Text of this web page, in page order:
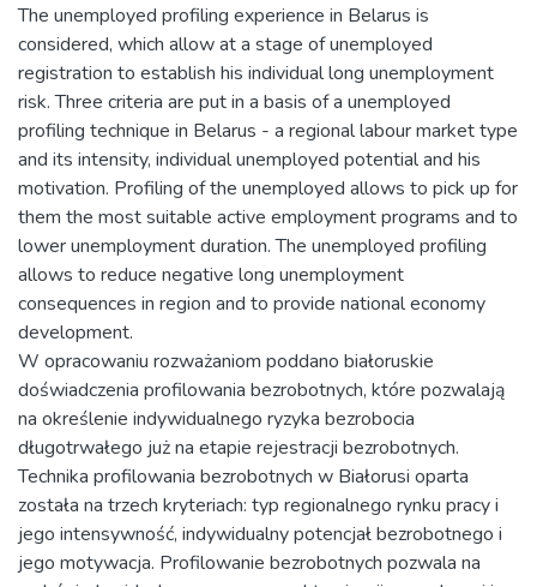
The unemployed profiling experience in Belarus is
considered, which allow at a stage of unemployed
registration to establish his individual long unemployment
risk. Three criteria are put in a basis of a unemployed
profiling technique in Belarus - a regional labour market type
and its intensity, individual unemployed potential and his
motivation. Profiling of the unemployed allows to pick up for
them the most suitable active employment programs and to
lower unemployment duration. The unemployed profiling
allows to reduce negative long unemployment
consequences in region and to provide national economy
development.
W opracowaniu rozważaniom poddano białoruskie
doświadczenia profilowania bezrobotnych, które pozwalają
na określenie indywidualnego ryzyka bezrobocia
długotrwałego już na etapie rejestracji bezrobotnych.
Technika profilowania bezrobotnych w Białorusi oparta
została na trzech kryteriach: typ regionalnego rynku pracy i
jego intensywność, indywidualny potencjał bezrobotnego i
jego motywacja. Profilowanie bezrobotnych pozwala na